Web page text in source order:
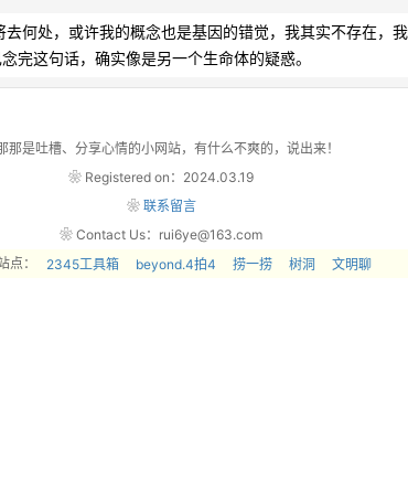
何处，或许我的概念也是基因的错觉，我其实不存在，
念完这句话，确实像是另一个生命体的疑惑。
那是吐槽、分享心情的小网站，有什么不爽的，说出来！
❀ Registered on：2024.03.19
❀ 联系留言
❀ Contact Us：rui6ye@163.com
点：
2345工具箱 beyond.4拍4 捞一捞 树洞 文明聊